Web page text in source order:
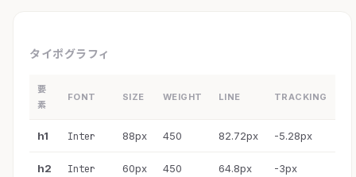
タイポグラフィ
要
素
FONT SIZE WEIGHT LINE TRACKING
h1 Inter 88px 450 82.72px -5.28px
h2 Inter 60px 450 64.8px -3px